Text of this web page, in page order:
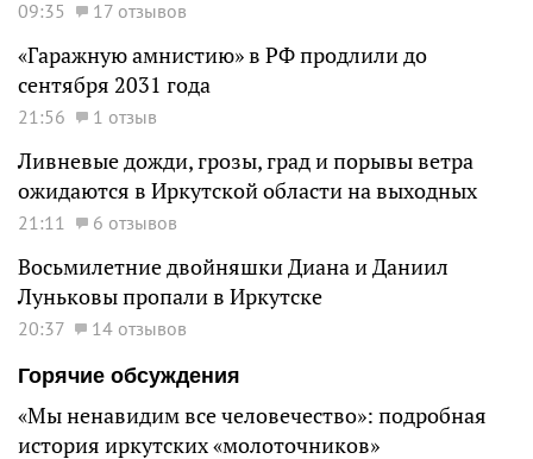
09:35 17 отзывов
«Гаражную амнистию» в РФ продлили до
сентября 2031 года
21:56 1 отзыв
Ливневые дожди, грозы, град и порывы ветра
ожидаются в Иркутской области на выходных
21:11 6 отзывов
Восьмилетние двойняшки Диана и Даниил
Луньковы пропали в Иркутске
20:37
14 отзывов
Горячие обсуждения
«Мы ненавидим все человечество»: подробная
история иркутских «молоточников»